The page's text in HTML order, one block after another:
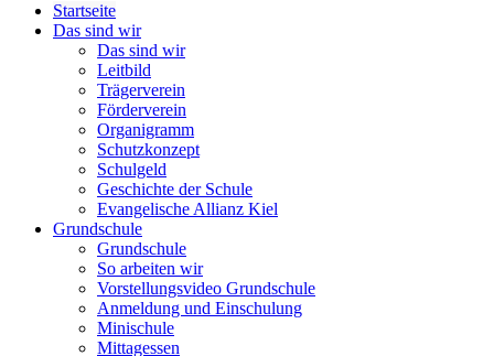
Startseite
Das sind wir
Das sind wir
Leitbild
Trägerverein
Förderverein
Organigramm
Schutzkonzept
Schulgeld
Geschichte der Schule
Evangelische Allianz Kiel
Grundschule
Grundschule
So arbeiten wir
Vorstellungsvideo Grundschule
Anmeldung und Einschulung
Minischule
Mittagessen